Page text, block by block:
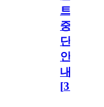
트
중
단
안
내
[31